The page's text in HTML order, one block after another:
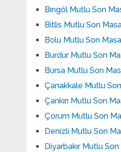
Bingöl Mutlu Son
Bitlis Mutlu Son
Bolu Mutlu Son
Burdur Mutlu Son
Bursa Mutlu Son
Çanakkale Mutlu
Çankırı Mutlu Son
Çorum Mutlu Son
Denizli Mutlu Son
Diyarbakır Mutlu